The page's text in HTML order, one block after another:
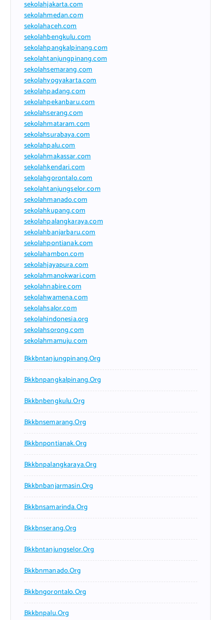
sekolahjakarta.com
sekolahmedan.com
sekolahaceh.com
sekolahbengkulu.com
sekolahpangkalpinang.com
sekolahtanjungpinang.com
sekolahsemarang.com
sekolahyogyakarta.com
sekolahpadang.com
sekolahpekanbaru.com
sekolahserang.com
sekolahmataram.com
sekolahsurabaya.com
sekolahpalu.com
sekolahmakassar.com
sekolahkendari.com
sekolahgorontalo.com
sekolahtanjungselor.com
sekolahmanado.com
sekolahkupang.com
sekolahpalangkaraya.com
sekolahbanjarbaru.com
sekolahpontianak.com
sekolahambon.com
sekolahjayapura.com
sekolahmanokwari.com
sekolahnabire.com
sekolahwamena.com
sekolahsalor.com
sekolahindonesia.org
sekolahsorong.com
sekolahmamuju.com
Bkkbntanjungpinang.org
Bkkbnpangkalpinang.org
Bkkbnbengkulu.org
Bkkbnsemarang.org
Bkkbnpontianak.org
Bkkbnpalangkaraya.org
Bkkbnbanjarmasin.org
Bkkbnsamarinda.org
Bkkbnserang.org
Bkkbntanjungselor.org
Bkkbnmanado.org
Bkkbngorontalo.org
Bkkbnpalu.org